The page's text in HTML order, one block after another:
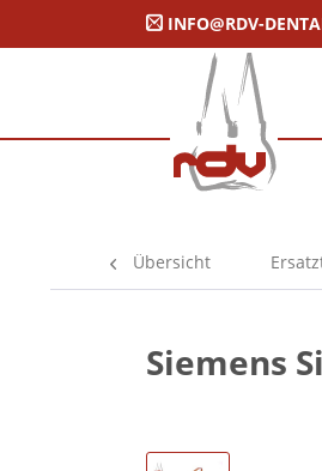
INFO@RDV-
Übersicht
Siemens